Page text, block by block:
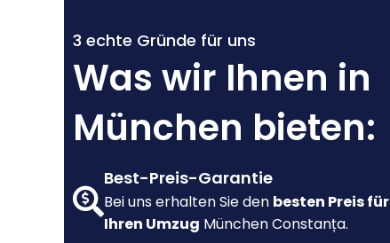
3 echte Gründe für uns
Was wir Ihnen in
München bieten:
Best-Preis-Garantie
Bei uns erhalten Sie den besten Preis für
Ihren Umzug München Constanța.